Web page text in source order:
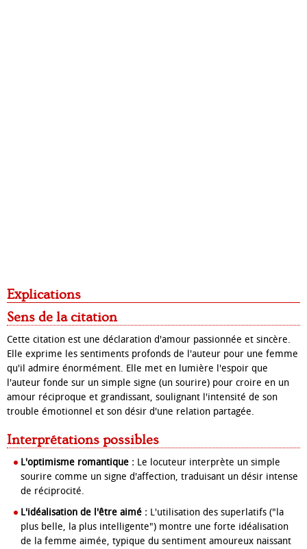
Explications
Sens de la citation
Cette citation est une déclaration d'amour passionnée et sincère.
Elle exprime les sentiments profonds de l'auteur pour une femme
qu'il admire énormément. Elle met en lumière l'espoir que
l'auteur fonde sur un simple signe (un sourire) pour croire en un
amour réciproque et grandissant, soulignant l'intensité de son
trouble émotionnel et son désir d'une relation partagée.
Interprétations possibles
L'optimisme romantique : Le locuteur interprète un simple
sourire comme un signe d'affection, traduisant un désir intense
de réciprocité.
L'idéalisation de l'être aimé : L'utilisation des superlatifs ("la
plus belle, la plus intelligente") montre une forte idéalisation
de la femme aimée, typique du sentiment amoureux naissant